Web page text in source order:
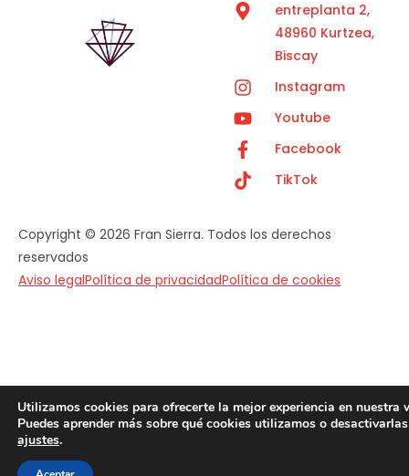
entreplanta 2,
48960 Kurtzea,
Biscay
Instagram
Youtube
Facebook
TikTok
Copyright © 2026 Fran Sierra. Todos los derechos
reservados
Aviso legalPolítica de privacidadPolítica de cookies
Utilizamos cookies para ofrecerte la mejor experiencia en nuestra
Puedes aprender más sobre qué cookies utilizamos o
ajustes.